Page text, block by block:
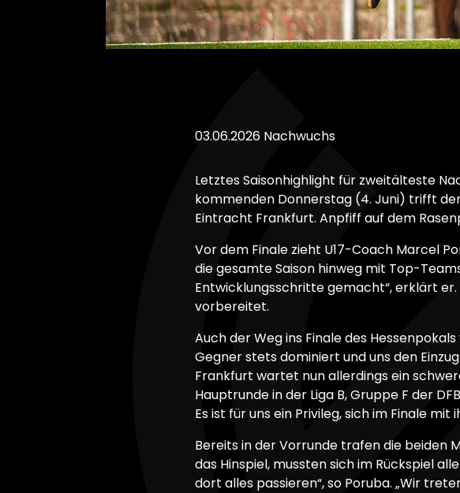
03.06.2026 Nachwuchs
Letztes Saisonhighlight für zweitälteste
kommenden Donnerstag (4. Juni) trifft
Eintracht Frankfurt. Anpfiff auf dem
Vor dem Finale zieht U17-Coach Marcel
die gesamte Saison hinweg mit Top-
Entwicklungsschritte gemacht“, erklärt
vorbereitet.
Auch der Weg ins Finale des
Gegner stets dominiert und uns den
Frankfurt wartet nun allerdings ein
Hauptrunde in der Liga B, Gruppe F der
Es ist für uns ein Privileg, sich im Finale
Bereits in der Vorrunde trafen die beiden
das Hinspiel, mussten sich im Rückspiel
dort alles passieren“, so Poruba. „Wir